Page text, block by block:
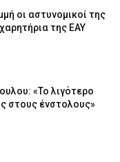
οι αστυνομικοί της
της ΕΑΥ
«Το λιγότερο
στους ένστολους»